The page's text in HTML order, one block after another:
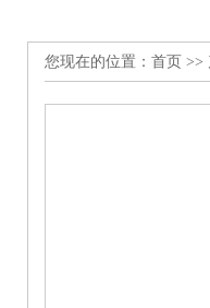
您现在的位置： 首页 >>